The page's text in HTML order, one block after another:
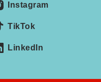
Instagram
TikTok
LinkedIn